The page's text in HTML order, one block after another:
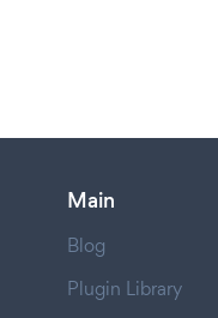
Main
Blog
Plugin Library